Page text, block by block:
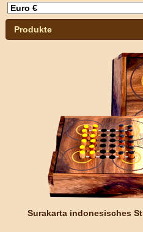
Produkte
Surakarta indonesisches